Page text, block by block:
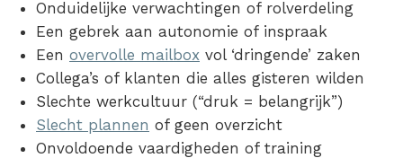
Onduidelijke verwachtingen of rolverdeling
Een gebrek aan autonomie of inspraak
Een overvolle mailbox vol ‘dringende’ zaken
Collega’s of klanten die alles gisteren wilden
Slechte werkcultuur (“druk = belangrijk”)
Slecht plannen of geen overzicht
Onvoldoende vaardigheden of training